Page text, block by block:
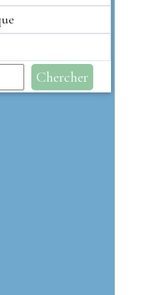
Chercher